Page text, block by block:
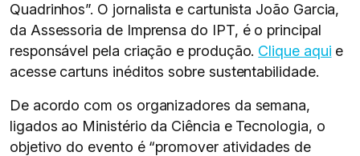
Quadrinhos”. O jornalista e cartunista João Garcia,
da Assessoria de Imprensa do IPT, é o principal
responsável pela criação e produção. Clique aqui e
acesse cartuns inéditos sobre sustentabilidade.
De acordo com os organizadores da semana,
ligados ao Ministério da Ciência e Tecnologia, o
objetivo do evento é “promover atividades de